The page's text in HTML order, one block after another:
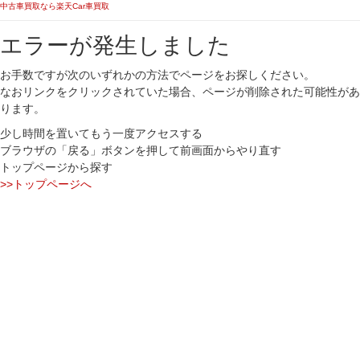
中古車買取なら楽天Car車買取
エラーが発生しました
お手数ですが次のいずれかの方法でページをお探しください。
なおリンクをクリックされていた場合、ページが削除された可能性があ
ります。
少し時間を置いてもう一度アクセスする
ブラウザの「戻る」ボタンを押して前画面からやり直す
トップページから探す
>>トップページへ